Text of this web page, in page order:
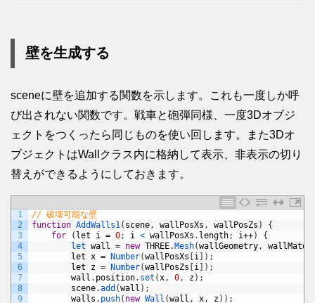
壁を生成する
sceneに壁を追加する関数を示します。これも一度しか呼
び出されない関数です。戦車と砲弾同様、一度3Dオブジ
ェクトをつくったら同じものを使い回します。また3Dオ
ブジェクトはWallクラス内に格納して表示、非表示の切り
替えができるようにしておきます。
1
2
3
4
5
6
7
8
9
// 破壊可能な壁
function AddWalls1( scene, wallPosXs , wallPosZs )
{
for
( let i = 0; i < wallPosXs . length; i++)
{
let wall = new THREE. Mesh(wallGeometry,
let x = Number(wallPosXs i ) ;
let
z = Number(wallPosZs i ) ;
wall . position. set (x, 0, z) ;
scene.add (wall ) ;
walls . push( new Wall (wall , x, z) ) ;